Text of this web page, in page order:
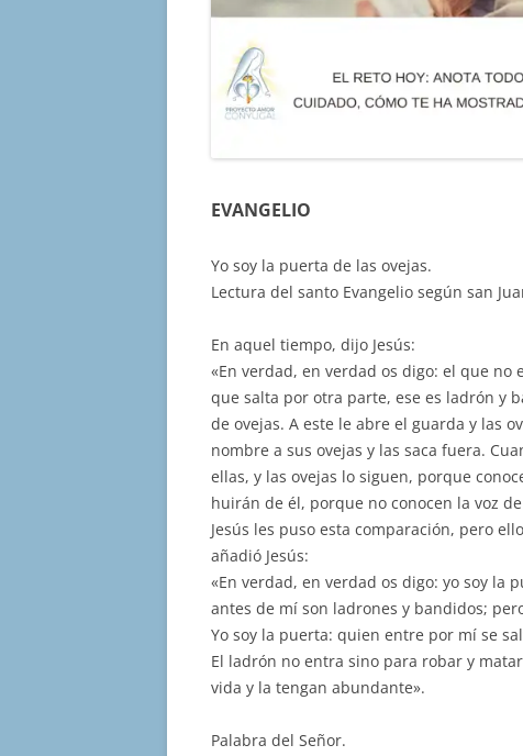
EVANGELIO
Yo soy la puerta de las ovejas.
Lectura del santo Evangelio según san
En aquel tiempo, dijo Jesús:
«En verdad, en verdad os digo: el que
que salta por otra parte, ese es ladrón y
de ovejas. A este le abre el guarda y las
nombre a sus ovejas y las saca fuera.
ellas, y las ovejas lo siguen, porque
huirán de él, porque no conocen la voz
Jesús les puso esta comparación, pero
añadió Jesús:
«En verdad, en verdad os digo: yo soy la
antes de mí son ladrones y bandidos;
Yo soy la puerta: quien entre por mí se
El ladrón no entra sino para robar y
vida y la tengan abundante».
Palabra del Señor.